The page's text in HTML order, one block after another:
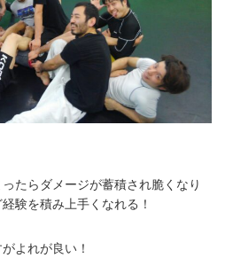
たらダメージが蓄積され脆くなり
験を積み上手くなれる！
よれが良い！